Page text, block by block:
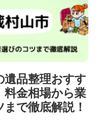
遺品整理おすす
料金相場から業
で徹底解説！